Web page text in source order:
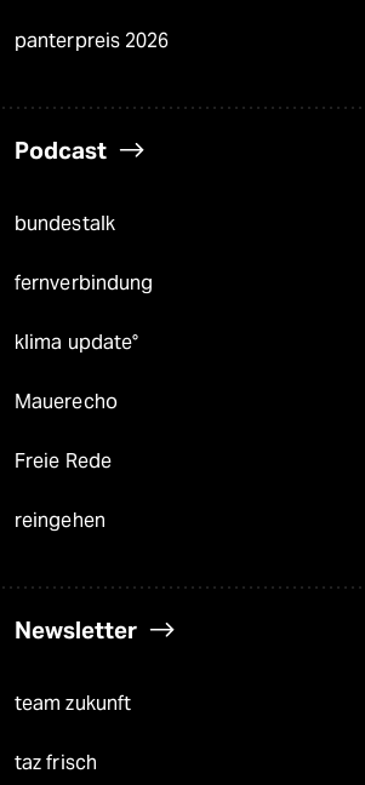
panterpreis 2026
Podcast
bundestalk
fernverbindung
klima update°
Mauerecho
Freie Rede
reingehen
Newsletter
team zukunft
taz frisch